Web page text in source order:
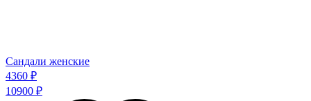
Сандали женские
4360 ₽
10900 ₽